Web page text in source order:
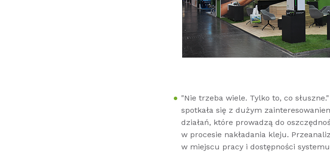
"Nie trzeba wiele. Tylko to, co
spotkała się z dużym
działań, które prowadzą do
w procesie nakładania kleju.
w miejscu pracy i dostępności